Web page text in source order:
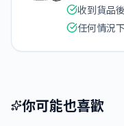
收到貨品
任何情況
你可能也喜歡